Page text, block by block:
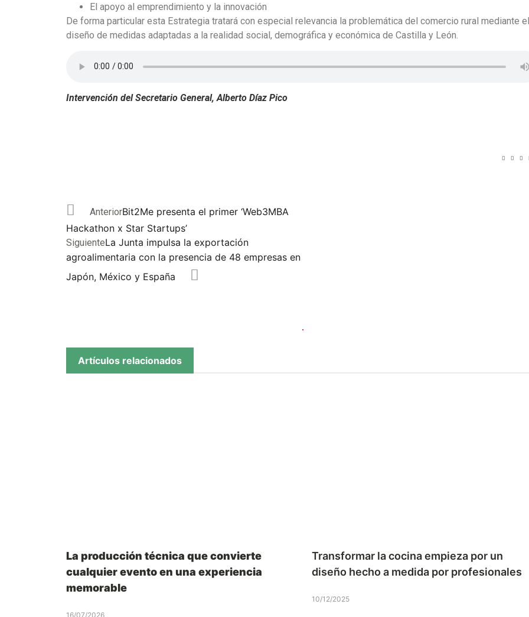
El apoyo al emprendimiento y la innovación
De forma particular esta Estrategia tratará con especial relevancia la problemática del comercio rural mediante el
diseño de medidas adaptadas a la realidad social, demográfica y económica de Castilla y León.
Intervención del Secretario General, Alberto Díaz Pico
AnteriorBit2Me presenta el primer ‘Web3MBA
Hackathon x Star Startups’
SiguienteLa Junta impulsa la exportación
agroalimentaria con la presencia de 48 empresas en
Japón, México y España
Artículos relacionados
La producción técnica que convierte
cualquier evento en una experiencia
memorable
16/07/2026
Transformar la cocina empieza por un
diseño hecho a medida por profesionales
10/12/2025